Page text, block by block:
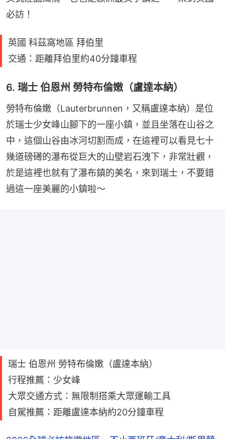
必訪！
英國 科茲窩地區 拜伯里
交通：距離拜伯里約40分鐘車程
6. 瑞士 伯恩州 勞特布倫嫩（盧達本納）
勞特布倫嫩（Lauterbrunnen，又稱盧達本納）是位
於瑞士少女峰山腳下的一座小鎮，並且坐落在山谷之
中，這個山谷由冰河切割而成，在這裡可以看見七十
幾道磅礡的瀑布從巨大的山壁岩石洩下，非常壯觀，
於是這裡也就有了瀑布鎮的美名，來到瑞士，不要錯
過這一座美麗的小鎮啦～
瑞士 伯恩州 勞特布倫嫩（盧達本納）
行程推薦：少女峰
大眾交通方式：無限制搭乘大眾運輸工具
自駕推薦：距離盧達本納約20分鐘車程